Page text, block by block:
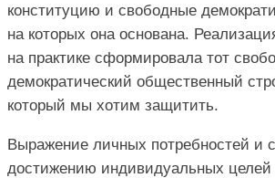
конституцию и свободные
на которых она основана.
на практике сформировала тот
демократический общественный
который мы хотим защитить.
Выражение личных потребностей и
достижению индивидуальных